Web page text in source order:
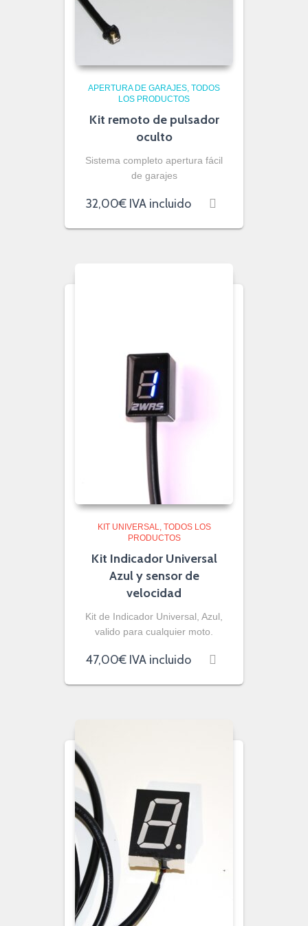
APERTURA DE GARAJES TODOS
LOS PRODUCTOS
Kit remoto de pulsador
oculto
Sistema completo apertura fácil
de garajes
32,00€ IVA incluido
KIT UNIVERSAL
TODOS LOS
PRODUCTOS
Kit Indicador Universal
Azul y sensor de
velocidad
Kit de Indicador Universal, Azul,
valido para cualquier moto.
47,00€ IVA incluido